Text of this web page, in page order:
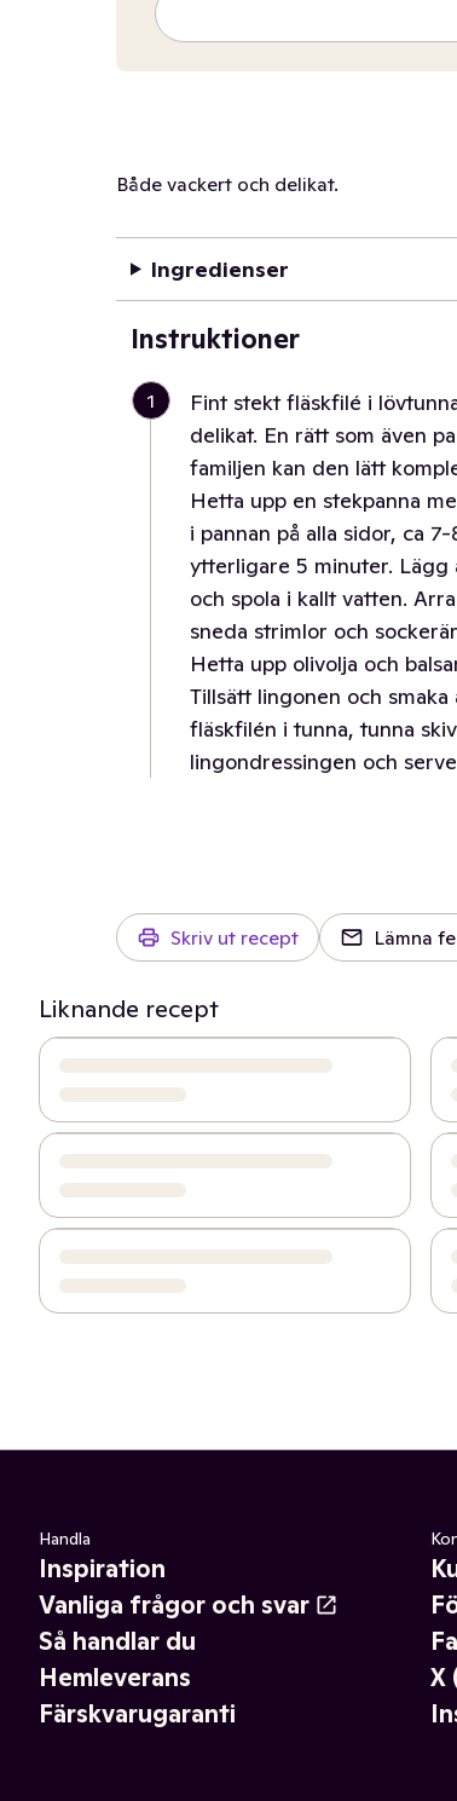
Både vackert och delikat.
Ingredienser
Instruktioner
1
Fint stekt fläskfilé i
delikat. En rätt som även
familjen kan den lätt
Hetta upp en stekpanna
i pannan på alla sidor, ca
ytterligare 5 minuter. Lägg
och spola i kallt vatten.
sneda strimlor och
Hetta upp olivolja och
Tillsätt lingonen och
fläskfilén i tunna, tunna
lingondressingen och
Skriv ut recept Lämna
Liknande recept
Handla
Inspiration
Vanliga frågor och svar
Så handlar du
Hemleverans
Färskvarugaranti
X